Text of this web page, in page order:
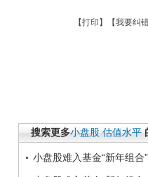
【打印 】【我要纠
搜索更多小盘股 估值水平
小盘股难入基金“新年组合